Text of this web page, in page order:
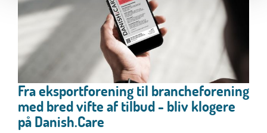
Fra eksportforening til brancheforening
med bred vifte af tilbud - bliv klogere
på Danish.Care